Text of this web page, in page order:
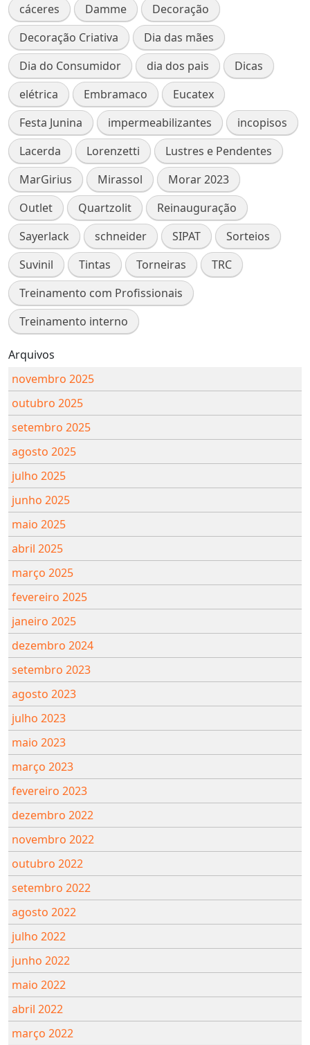
cáceres Damme
Decoração
Decoração Criativa
Dia das mães
Dia do Consumidor
dia dos pais
Dicas
elétrica
Embramaco
Eucatex
Festa Junina
impermeabilizantes
incopisos
Lacerda
Lorenzetti
Lustres e Pendentes
MarGirius
Mirassol
Morar 2023
Outlet
Quartzolit
Reinauguração
Sayerlack
schneider SIPAT
Sorteios
Suvinil
Tintas Torneiras
TRC
Treinamento com Profissionais
Treinamento interno
Arquivos
novembro 2025
outubro 2025
setembro 2025
agosto 2025
julho 2025
junho 2025
maio 2025
abril 2025
março 2025
fevereiro 2025
janeiro 2025
dezembro 2024
setembro 2023
agosto 2023
julho 2023
maio 2023
março 2023
fevereiro 2023
dezembro 2022
novembro 2022
outubro 2022
setembro 2022
agosto 2022
julho 2022
junho 2022
maio 2022
abril 2022
março 2022